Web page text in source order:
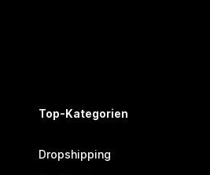
Top-Kategorien
Dropshipping